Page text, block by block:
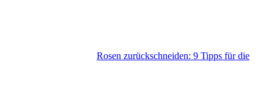
Rosen zurückschneiden: 9 Tipps für die